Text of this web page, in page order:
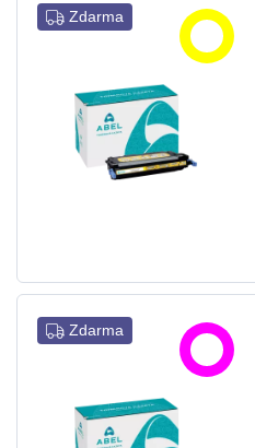
Zdarma
Zdarma